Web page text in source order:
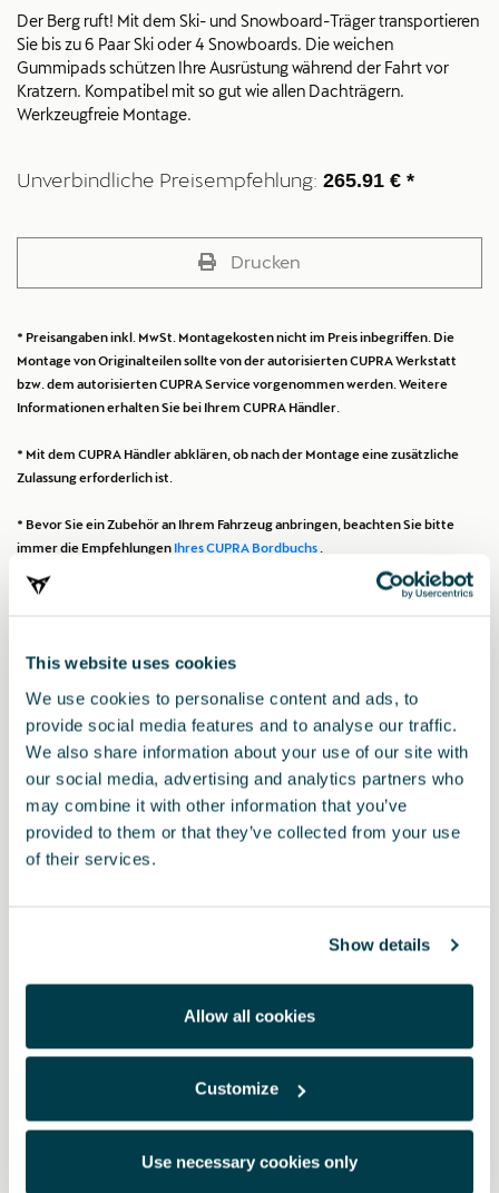
This website uses cookies
We use cookies to personalise content and ads, to
provide social media features and to analyse our traffic.
We also share information about your use of our site with
our social media, advertising and analytics partners who
may combine it with other information that you’ve
provided to them or that they’ve collected from your use
of their services.
Show details
Allow all cookies
Customize
Use necessary cookies only
Der Berg ruft! Mit dem Ski- und Snowboard-Träger transportieren
Sie bis zu 6 Paar Ski oder 4 Snowboards. Die weichen
Gummipads schützen Ihre Ausrüstung während der Fahrt vor
Kratzern. Kompatibel mit so gut wie allen Dachträgern.
Werkzeugfreie Montage.
Unverbindliche Preisempfehlung: 265.91 € *
Drucken
* Preisangaben inkl. MwSt. Montagekosten nicht im Preis inbegriffen. Die
Montage von Originalteilen sollte von der autorisierten CUPRA Werkstatt
bzw. dem autorisierten CUPRA Service vorgenommen werden. Weitere
Informationen erhalten Sie bei Ihrem CUPRA Händler.
* Mit dem CUPRA Händler abklären, ob nach der Montage eine zusätzliche
Zulassung erforderlich ist.
* Bevor Sie ein Zubehör an Ihrem Fahrzeug anbringen, beachten Sie bitte
immer die Empfehlungen Ihres CUPRA Bordbuchs
Das könnte Sie auch
interessieren
5F9071128